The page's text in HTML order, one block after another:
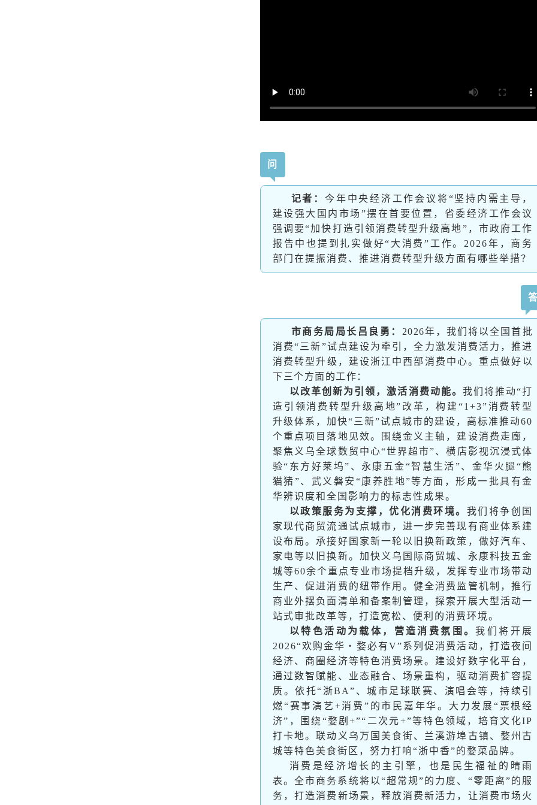
问
记者： 今年中央经济工作会议将“坚持内需主导，
建设强大国内市场”摆在首要位置，省委经济工作会议
强调要“加快打造引领消费转型升级高地”，市政府工作
报告中也提到扎实做好“大消费”工作。2026年，商务
部门在提振消费、推进消费转型升级方面有哪些举措？
市商务局局长吕良勇： 2026年，我们将以全国首批
消费“三新”试点建设为牵引，全力激发消费活力，推进
消费转型升级，建设浙江中西部消费中心。重点做好以
下三个方面的工作：
以改革创新为引领，激活消费动能。 我们将推动“打
造引领消费转型升级高地”改革，构建“1+3”消费转型
升级体系，加快“三新”试点城市的建设，高标准推动60
个重点项目落地见效。围绕金义主轴，建设消费走廊，
聚焦义乌全球数贸中心“世界超市”、横店影视沉浸式体
验“东方好莱坞”、永康五金“智慧生活”、金华火腿“熊
猫猪”、武义磐安“康养胜地”等方面，形成一批具有金
华辨识度和全国影响力的标志性成果。
以政策服务为支撑，优化消费环境。 我们将争创国
家现代商贸流通试点城市，进一步完善现有商业体系建
设布局。承接好国家新一轮以旧换新政策，做好汽车、
家电等以旧换新。加快义乌国际商贸城、永康科技五金
城等60余个重点专业市场提档升级，发挥专业市场带动
生产、促进消费的纽带作用。健全消费监管机制，推行
商业外摆负面清单和备案制管理，探索开展大型活动一
站式审批改革等，打造宽松、便利的消费环境。
以特色活动为载体，营造消费氛围。我们将开展
2026“欢购金华・婺必有V”系列促消费活动，打造夜间
经济、商圈经济等特色消费场景。建设好数字化平台，
通过数智赋能、业态融合、场景重构，驱动消费扩容提
质。依托“浙BA”、城市足球联赛、演唱会等，持续引
燃“赛事演艺+消费”的市民嘉年华。大力发展“票根经
济”，围绕“婺剧+”“二次元+”等特色领域，培育文化IP
打卡地。联动义乌万国美食街、兰溪游埠古镇、婺州古
城等特色美食街区，努力打响“浙中香”的婺菜品牌。
消费是经济增长的主引擎，也是民生福祉的晴雨
表。全市商务系统将以“超常规”的力度、“零距离”的服
务，打造消费新场景，释放消费新活力，让消费市场火